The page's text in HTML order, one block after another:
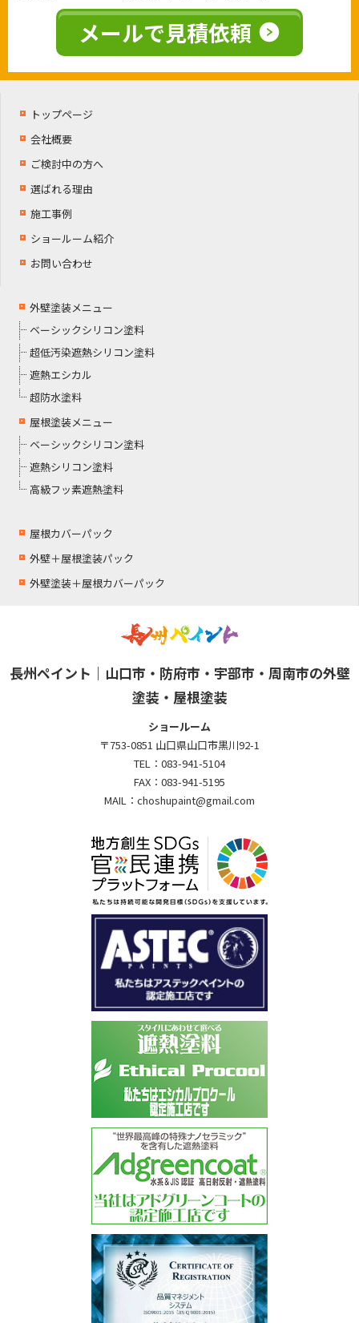
メールで見積依頼
トップページ
会社概要
ご検討中の方へ
選ばれる理由
施工事例
ショールーム紹介
お問い合わせ
外壁塗装メニュー
ベーシックシリコン塗料
超低汚染遮熱シリコン塗料
遮熱エシカル
超防水塗料
屋根塗装メニュー
ベーシックシリコン塗料
遮熱シリコン塗料
高級フッ素遮熱塗料
屋根カバーパック
外壁＋屋根塗装パック
外壁塗装＋屋根カバーパック
長州ペイント｜山口市・防府市・宇部市・周南市の外壁
塗装・屋根塗装
ショールーム
〒753-0851 山口県山口市黒川92-1
TEL： 083-941-5104
FAX： 083-941-5195
MAIL： choshupaint@gmail.com